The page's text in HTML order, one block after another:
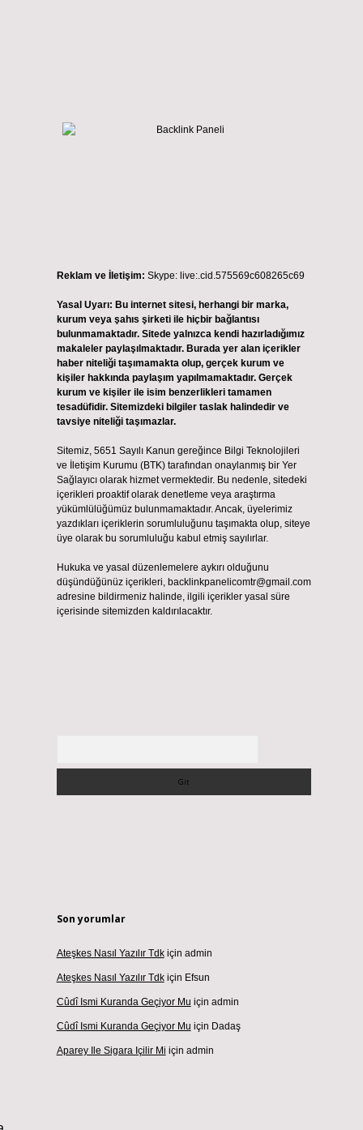
Reklam ve İletişim: Skype: live:.cid.575569c608265c69
Yasal Uyarı: Bu internet sitesi, herhangi bir marka,
kurum veya şahıs şirketi ile hiçbir bağlantısı
bulunmamaktadır. Sitede yalnızca kendi hazırladığımız
makaleler paylaşılmaktadır. Burada yer alan içerikler
haber niteliği taşımamakta olup, gerçek kurum ve
kişiler hakkında paylaşım yapılmamaktadır. Gerçek
kurum ve kişiler ile isim benzerlikleri tamamen
tesadüfidir. Sitemizdeki bilgiler taslak halindedir ve
tavsiye niteliği taşımazlar.
Sitemiz, 5651 Sayılı Kanun gereğince Bilgi Teknolojileri
ve İletişim Kurumu (BTK) tarafından onaylanmış bir Yer
Sağlayıcı olarak hizmet vermektedir. Bu nedenle, sitedeki
içerikleri proaktif olarak denetleme veya araştırma
yükümlülüğümüz bulunmamaktadır. Ancak, üyelerimiz
yazdıkları içeriklerin sorumluluğunu taşımakta olup, siteye
üye olarak bu sorumluluğu kabul etmiş sayılırlar.
Hukuka ve yasal düzenlemelere aykırı olduğunu
düşündüğünüz içerikleri, backlinkpanelicomtr@gmail.com
adresine bildirmeniz halinde, ilgili içerikler yasal süre
içerisinde sitemizden kaldırılacaktır.
Son yorumlar
Ateşkes Nasıl Yazılır Tdkiçin admin
Ateşkes Nasıl Yazılır Tdkiçin Efsun
Cûdî Ismi Kuranda Geçiyor Mu için admin
Cûdî Ismi Kuranda Geçiyor Mu için Dadaş
Aparey Ile Sigara Içilir Mi için admin